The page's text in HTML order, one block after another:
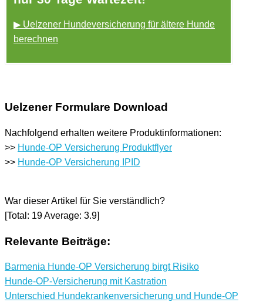
▶ Uelzener Hundeversicherung für ältere Hunde
berechnen
Uelzener Formulare Download
Nachfolgend erhalten weitere Produktinformationen:
>> Hunde-OP Versicherung Produktflyer
>> Hunde-OP Versicherung IPID
War dieser Artikel für Sie verständlich?
[Total: 19Average: 3.9]
Relevante Beiträge:
Barmenia Hunde-OP Versicherung birgt Risiko
Hunde-OP-Versicherung mit Kastration
Unterschied Hundekrankenversicherung und Hunde-OP